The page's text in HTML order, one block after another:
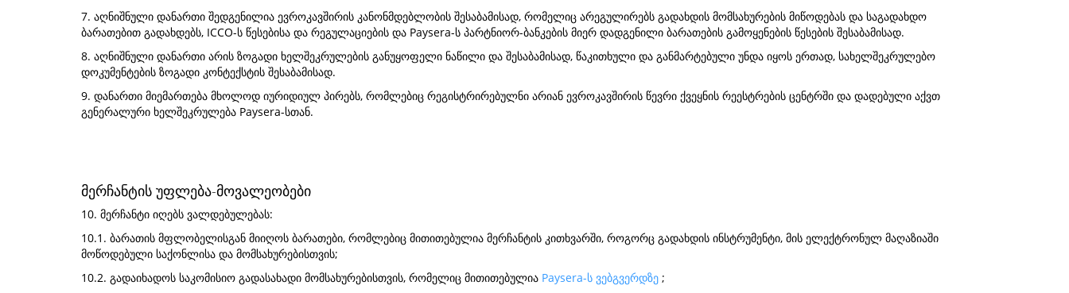
7. აღნიშნული დანართი შედგენილია ევროკავშირის კანონმდებლობის შესაბამისად, რომელიც არეგულირებს გადახდის მომსახურების მიწოდებას და საგადახდო
ბარათებით გადახდებს, ICCO-ს წესებისა და რეგულაციების და Paysera-ს პარტნიორ-ბანკების მიერ დადგენილი ბარათების გამოყენების წესების შესაბამისად.
8. აღნიშნული დანართი არის ზოგადი ხელშეკრულების განუყოფელი ნაწილი და შესაბამისად, წაკითხული და განმარტებული უნდა იყოს ერთად, სახელშეკრულებო
დოკუმენტების ზოგადი კონტექსტის შესაბამისად.
9. დანართი მიემართება მხოლოდ იურიდიულ პირებს, რომლებიც რეგისტრირებულნი არიან ევროკავშირის წევრი ქვეყნის რეესტრების ცენტრში და დადებული აქვთ
გენერალური ხელშეკრულება Paysera-სთან.
მერჩანტის უფლება-მოვალეობები
10. მერჩანტი იღებს ვალდებულებას:
10.1. ბარათის მფლობელისგან მიიღოს ბარათები, რომლებიც მითითებულია მერჩანტის კითხვარში, როგორც გადახდის ინსტრუმენტი, მის ელექტრონულ მაღაზიაში
მოწოდებული საქონლისა და მომსახურებისთვის;
10.2. გადაიხადოს საკომისიო გადასახადი მომსახურებისთვის, რომელიც მითითებულია Paysera-ს ვებგვერდზე ;